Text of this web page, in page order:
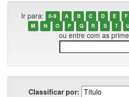
Ir para: 0-9 A B C D E F
M
N O P Q R S T U
ou entre com as
Classificar por: